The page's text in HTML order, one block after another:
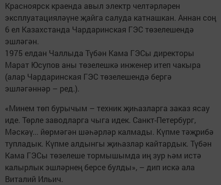
Красноярск краенда авыл электр челтәрләрен
эксплуатацияләүне җайга салуда катнашкан. Аннан соң
6 ел Казахстанда Чардаринская ГЭС төзелешендә
эшләгән.
1975 елдан Чаллыда Түбән Кама ГЭСы директоры
Марат Юсупов аны төзелешкә инженер итеп чакыра
(алар Чардаринская ГЭС төзелешендә бергә
эшләгәннәр – ред.).
«Минем төп бурычым – техник җиһазларга заказ ясау
иде. Төрле заводларга чыга идек. Санкт-Петербург,
Мәскәү... йөрмәгән шәһәрләр калмады. Күпме тәҗрибә
тупладык. Күпме алдынгы җиһазлар кайтардык. Түбән
Кама ГЭСы төзелеше тормышымда иң зур һәм истә
калырлык эшләрнең берсе булды», – дип искә ала
Виталий Ильич.